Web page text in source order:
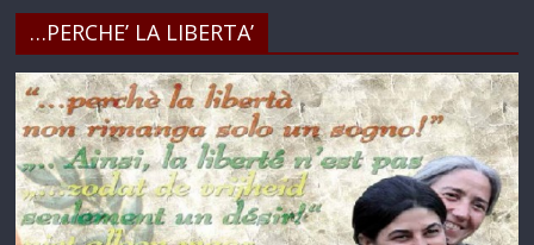
…PERCHE’ LA LIBERTA’